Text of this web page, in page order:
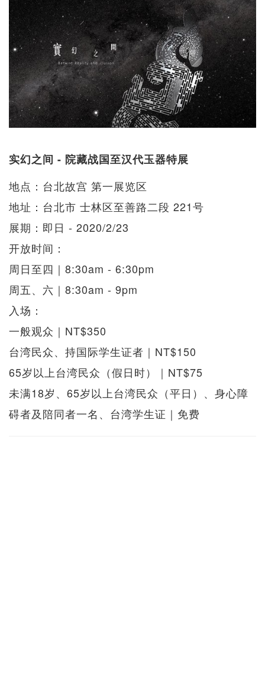
实幻之间 - 院藏战国至汉代玉器特展
地点：台北故宫 第一展览区
地址：台北市 士林区至善路二段 221号
展期：即日 - 2020/2/23
开放时间：
周日至四｜8:30am - 6:30pm
周五、六｜8:30am - 9pm
入场：
一般观众｜NT$350
台湾民众、持国际学生证者｜NT$150
65岁以上台湾民众（假日时）｜NT$75
未满18岁、65岁以上台湾民众（平日）、身心障
碍者及陪同者一名、台湾学生证｜免费